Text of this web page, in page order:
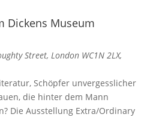
Dickens Museum
Street, London WC1N 2LX,
Schöpfer unvergesslicher
die hinter dem Mann
Die Ausstellung Extra/Ordinary